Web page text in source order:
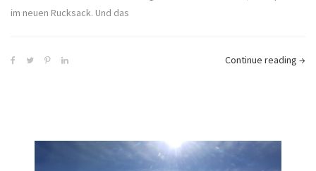
im neuen Rucksack. Und das
Continue reading →